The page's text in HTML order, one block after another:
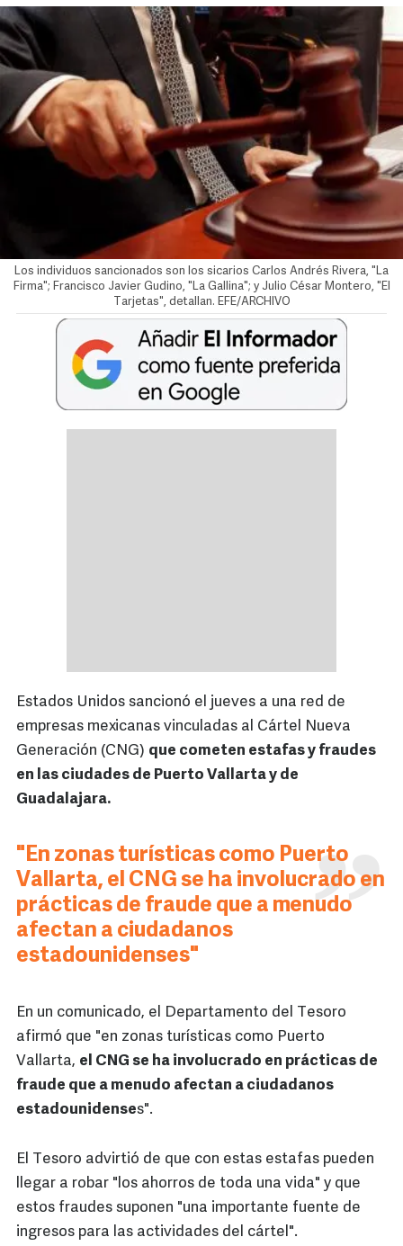
Los individuos sancionados son los sicarios Carlos Andrés Rivera, "La
Firma"; Francisco Javier Gudino, "La Gallina"; y Julio César Montero, "El
Tarjetas", detallan. EFE/ARCHIVO
Estados Unidos sancionó el jueves a una red de
empresas mexicanas vinculadas al Cártel Nueva
Generación (CNG) que cometen estafas y fraudes
en las ciudades de Puerto Vallarta y de
Guadalajara.
"En zonas turísticas como Puerto
Vallarta, el CNG se ha involucrado en
prácticas de fraude que a menudo
afectan a ciudadanos
estadounidenses"
En un comunicado, el Departamento del Tesoro
afirmó que "en zonas turísticas como Puerto
Vallarta, el CNG se ha involucrado en prácticas de
fraude que a menudo afectan a ciudadanos
estadounidenses".
El Tesoro advirtió de que con estas estafas pueden
llegar a robar "los ahorros de toda una vida" y que
estos fraudes suponen "una importante fuente de
ingresos para las actividades del cártel".